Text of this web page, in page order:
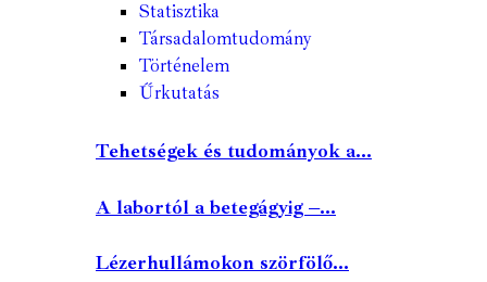
Statisztika
Társadalomtudomány
Történelem
Űrkutatás
Tehetségek és tudományok a...
A labortól a betegágyig –...
Lézerhullámokon szörfölő...